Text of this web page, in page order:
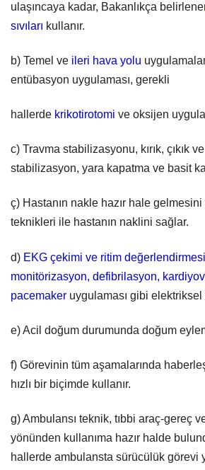
ulaşıncaya kadar, Bakanlıkça
sıvıları kullanır.
b) Temel ve ileri hava yolu
entübasyon uygulaması, gerekli
hallerde krikotirotomi ve oksijen
c) Travma stabilizasyonu, kırık, çıkık
stabilizasyon, yara kapatma ve basit
ç) Hastanın nakle hazır hale gelmesini
teknikleri ile hastanın naklini sağlar.
d) EKG çekimi ve ritim
monitörizasyon, defibrilasyon,
pacemaker uygulaması gibi
e) Acil doğum durumunda doğum
f) Görevinin tüm aşamalarında
hızlı bir biçimde kullanır.
g) Ambulansı teknik, tıbbi araç-gereç
yönünden kullanıma hazır halde
hallerde ambulansta sürücülük görevi